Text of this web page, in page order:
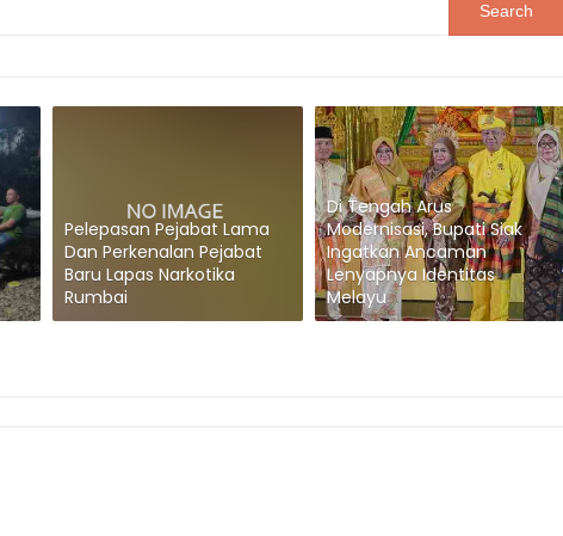
Pelepasan Pejabat Lama
Dan Perkenalan Pejabat
Baru Lapas Narkotika
Rumbai
Di Tengah Arus
Modernisasi, Bupati Siak
Ingatkan Ancaman
Lenyapnya Identitas
Melayu